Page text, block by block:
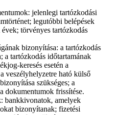
jelenlegi tartózkodási
legutóbbi belépések
törvényes tartózkodás
bizonyítása: a tartózkodás
a tartózkodás időtartamának
keresés esetén a
veszélyhelyzetre ható külső
szükséges; a
dokumentumok frissítése.
bankkivonatok, amelyek
bizonyítanak; fizetési